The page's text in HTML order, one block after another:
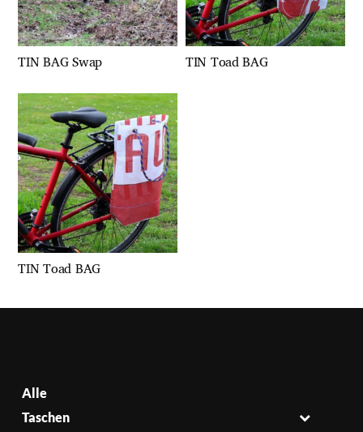
TIN BAG Swap TIN Toad BAG
TIN Toad BAG
Alle
Taschen